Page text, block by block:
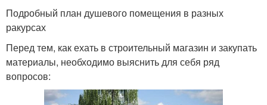
Душ из профнастила Душ на дачу
Подробный план душевого помещения в разных
ракурсах
Перед тем, как ехать в строительный магазин и закупать
материалы, необходимо выяснить для себя ряд
вопросов: